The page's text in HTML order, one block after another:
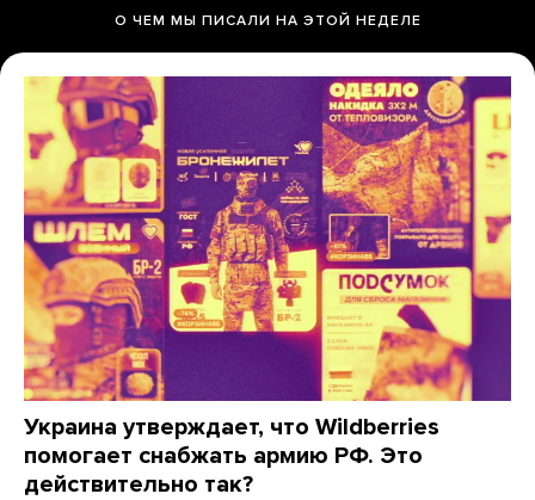
О ЧЕМ МЫ ПИСАЛИ НА ЭТОЙ НЕДЕЛЕ
Украина утверждает, что Wildberries
помогает снабжать армию РФ. Это
действительно так?